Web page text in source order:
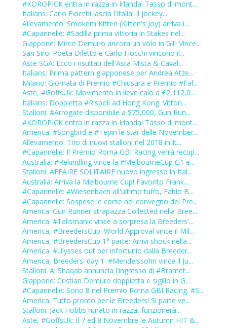
#KOROPICK entra in razza in Irlanda! Tasso di mont...
Italians: Carlo Fiocchi lascia l'Italia! Il jockey...
Allevamento: Smokem Kitten (Kitten's Joy) arriva i...
#Capannelle: #Sadilla prima vittoria in Stakes nel...
Giappone: Mirco Demuro ancora un volo in G1! Vince...
San Siro: Poeta Diletto e Carlo Fiocchi vincono il...
Aste SGA: Ecco i risultati dell'Asta Mista & Caval...
Italians: Prima pattern giapponese per Andrea Atze...
Milano: Giornata di Premio #Chiusura e Premio #Fal...
Aste, #GoffsUk: Movimento in lieve calo a £2,112,0...
Italians: Doppietta #Rispoli ad Hong Kong. Vittori...
Stalloni: #Arrogate disponibile a $75,000, Gun Run...
#KOROPICK entra in razza in Irlanda! Tasso di mont...
America: #Songbird e #Tepin le star delle November...
Allevamento: Trio di nuovi stalloni nel 2018 in It...
#Capannelle: Il Premio Roma GBI Racing verrà recup...
Australia: #Rekindling vince la #MelbourneCup G1 e...
Stalloni: AFFAIRE SOLITAIRE nuovo ingresso in Ital...
Australia: Arriva la Melbourne Cup! Favorito Frank...
#Capannelle: #Wiesenbach all'ultimo tuffo, Fabio B...
#Capannelle: Sospese le corse nel convegno del Pre...
America: Gun Runner strapazza Collected nella Bree...
America: #Talismanic vince a sorpresa la Breeders'...
America, #BreedersCup: World Approval vince il Mil...
America, #BreedersCup 1° parte: Arrivi shock nella...
America: #Ulysses out per infortunio dalla Breeder...
America, Breeders' day 1: #Mendelssohn vince il Ju...
Stalloni: Al Shaqab annuncia l'ingresso di #Bramet...
Giappone: Cristian Demuro doppietta e sigillo in G...
#Capannelle: Sono 8 nel Premio Roma GBI Racing. #S...
America: Tutto pronto per le Breeders! Si parte ve...
Stalloni: Jack Hobbs ritirato in razza, funzionerà...
Aste, #GoffsUk: Il 7 ed 8 Novembre le Autumn HIT &...